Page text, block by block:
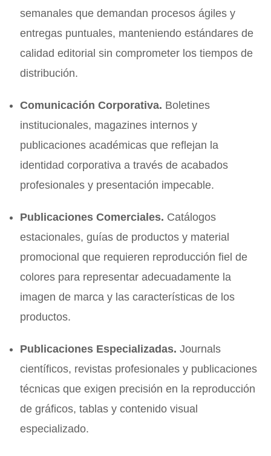
semanales que demandan procesos ágiles y
entregas puntuales, manteniendo estándares de
calidad editorial sin comprometer los tiempos de
distribución.
Comunicación Corporativa. Boletines
institucionales, magazines internos y
publicaciones académicas que reflejan la
identidad corporativa a través de acabados
profesionales y presentación impecable.
Publicaciones Comerciales. Catálogos
estacionales, guías de productos y material
promocional que requieren reproducción fiel de
colores para representar adecuadamente la
imagen de marca y las características de los
productos.
Publicaciones Especializadas. Journals
científicos, revistas profesionales y publicaciones
técnicas que exigen precisión en la reproducción
de gráficos, tablas y contenido visual
especializado.